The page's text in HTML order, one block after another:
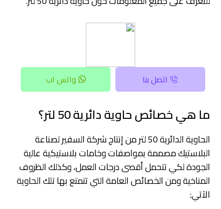
اتصل بنا واتس اب
ما هي خصائص حاوية دائرية 50 لتر؟
الحاوية الدائرية 50 لتر من إنتاج شركة السفير لصناعة
البلاستيك مصممة بمواصفات وخامات بلاستيكية عالية
الجودة لكي تتحمل أقصى درجات العمل، وكذلك الظروف
المناخية ومن الخصائص العامة التي تتمتع بها تلك الحاوية
الآتي: